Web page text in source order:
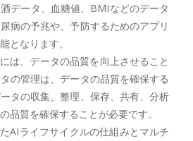
データ、血糖値、BMIなどのデータ
病の予兆や、予防するためのアプリ
となります。
は、データの品質を向上させること
の管理は、データの品質を確保する
タの収集、整理、保存、共有、分析
品質を確保することが必要です。
AIライフサイクルの仕組みとマルチ